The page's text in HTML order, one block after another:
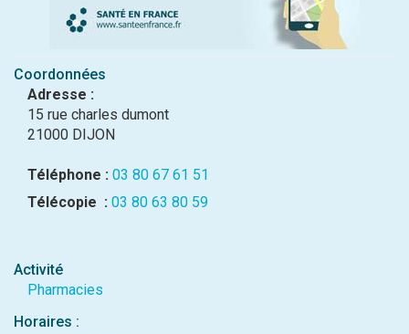
Coordonnées
Adresse :
15 rue charles dumont
21000 DIJON
Téléphone : 03 80 67 61 51
Télécopie : 03 80 63 80 59
Activité
Pharmacies
Horaires :